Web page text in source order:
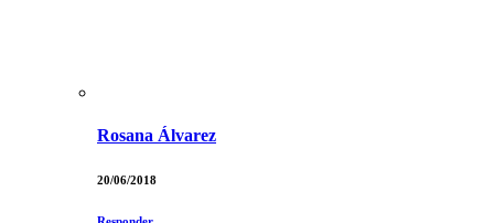
Rosana Álvarez
20/06/2018